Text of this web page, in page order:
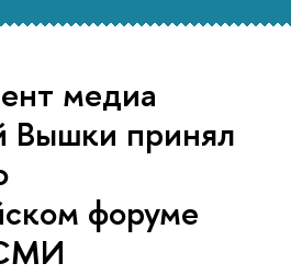
медиа
Вышки принял
форуме